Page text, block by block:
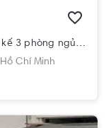
Căn hộ Chung cư Hà Kiều tầng 4 thiết kế 3 phòng ngủ, đầy đủ nội thất.
Hồ Chí Minh